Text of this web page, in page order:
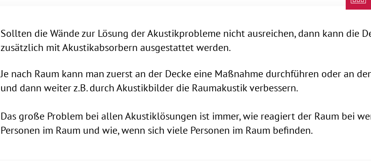
Sollten die Wände zur Lösung der Akustikprobleme nicht ausreichen, dann kann die
zusätzlich mit Akustikabsorbern ausgestattet werden.
Je nach Raum kann man zuerst an der Decke eine Maßnahme durchführen oder an
und dann weiter z.B. durch Akustikbilder die Raumakustik verbessern.
Das große Problem bei allen Akustiklösungen ist immer, wie reagiert der Raum bei
Personen im Raum und wie, wenn sich viele Personen im Raum befinden.